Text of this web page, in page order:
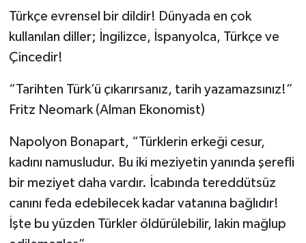
Türkçe evrensel bir dildir! Dünyada en çok
kullanılan diller; İngilizce, İspanyolca, Türkçe ve
Çincedir!
“Tarihten Türk’ü çıkarırsanız, tarih yazamazsınız!”
Fritz Neomark (Alman Ekonomist)
Napolyon Bonapart, “Türklerin erkeği cesur,
kadını namusludur. Bu iki meziyetin yanında şerefli
bir meziyet daha vardır. İcabında tereddütsüz
canını feda edebilecek kadar vatanına bağlıdır!
İşte bu yüzden Türkler öldürülebilir, lakin mağlup